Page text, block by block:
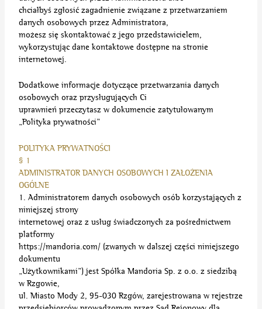
chciałbyś zgłosić zagadnienie związane z przetwarzaniem
danych osobowych przez Administratora,
możesz się skontaktować z jego przedstawicielem,
wykorzystując dane kontaktowe dostępne na stronie
internetowej.
Dodatkowe informacje dotyczące przetwarzania danych
osobowych oraz przysługujących Ci
uprawnień przeczytasz w dokumencie zatytułowanym
„Polityka prywatności”
POLITYKA PRYWATNOŚCI
§ 1
ADMINISTRATOR DANYCH OSOBOWYCH I ZAŁOŻENIA
OGÓLNE
1. Administratorem danych osobowych osób korzystających z
niniejszej strony
internetowej oraz z usług świadczonych za pośrednictwem
platformy
https://mandoria.com/ (zwanych w dalszej części niniejszego
dokumentu
„Użytkownikami”) jest Spółka Mandoria Sp. z o.o. z siedzibą
w Rzgowie,
ul. Miasto Mody 2, 95-030 Rzgów, zarejestrowana w rejestrze